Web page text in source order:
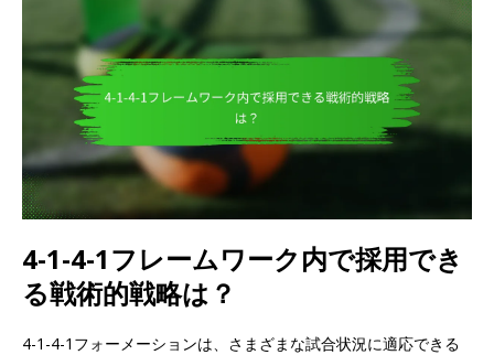
4-1-4-1フレームワーク内で採用でき
る戦術的戦略は？
4-1-4-1フォーメーションは、さまざまな試合状況に適応できる